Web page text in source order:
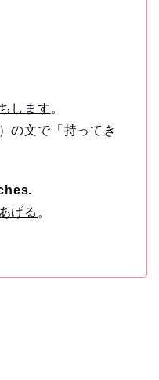
します 。
の文で「持ってき
げる 。